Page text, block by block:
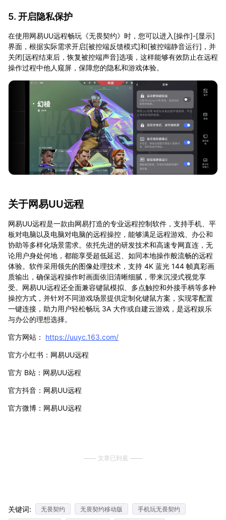
5. 开启隐私保护
在使用网易UU远程畅玩《无畏契约》时，您可以进入[操作]-[显示]
界面，根据实际需求开启[被控端反馈模式]和[被控端静音运行]，并
关闭[远程结束后，恢复被控端声音]选项，这样能够有效防止在远程
操作过程中他人窥屏，保障您的隐私和游戏体验。
关于网易UU远程
网易UU远程是一款由网易打造的专业远程控制软件，支持手机、平
板对电脑以及电脑对电脑的远程操控，能够满足远程游戏、办公和
协助等多样化场景需求。依托先进的研发技术和高速专网直连，无
论用户身处何地，都能享受超低延迟、如同本地操作般流畅的远程
体验。软件采用领先的图像处理技术，支持 4K 蓝光 144 帧真彩画
质输出，确保远程操作时画面依旧清晰细腻，带来沉浸式视觉享
受。网易UU远程还全面兼容键鼠模拟、多点触控和外接手柄等多种
操控方式，并针对不同游戏场景提供定制化键鼠方案，实现零配置
一键连接，助力用户轻松畅玩 3A 大作或自建云游戏，是远程娱乐
与办公的理想选择。
官方网站： https://uuyc.163.com/
官方小红书：网易UU远程
官方 B站：网易UU远程
官方抖音：网易UU远程
官方微博：网易UU远程
文章已到底
关键词: 无畏契约 无畏契约移动版
手机玩无畏契约